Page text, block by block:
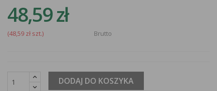
48,59 zł
(48,59 zł szt.) Brutto
DODAJ DO KOSZYKA